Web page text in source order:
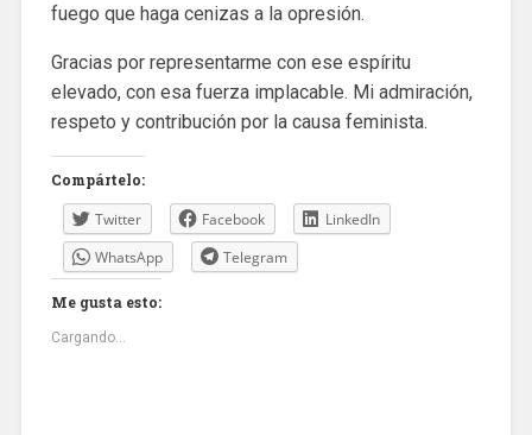
fuego que haga cenizas a la opresión.
Gracias por representarme con ese espíritu
elevado, con esa fuerza implacable. Mi admiración,
respeto y contribución por la causa feminista.
Compártelo:
Twitter Facebook
LinkedIn
WhatsApp
Telegram
Me gusta esto:
Cargando...